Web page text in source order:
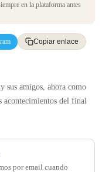
en la plataforma antes
Copiar enlace
sus amigos, ahora como
acontecimientos del final
por email cuando